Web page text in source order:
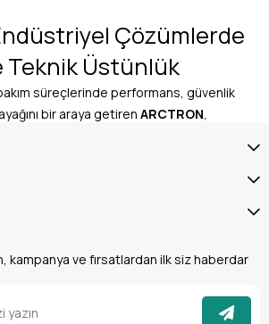
Çözümlerde
Teknik Üstünlük
süreçlerinde performans, güvenlik
bir araya getiren ARCTRON,
Dünya güvencesiyle sunulan
ileri düzey kimya teknolojisini
kurumsal hijyene kadar geniş bir
sunar.
Temel Odak Noktaları
tedarikçisi değil, aynı zamanda
bir çözüm ortağıdır. Markanın ürün
kampanya ve fırsatlardan ilk siz haberdar